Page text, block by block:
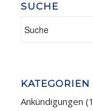
SUCHE
KATEGORIEN
Ankündigungen